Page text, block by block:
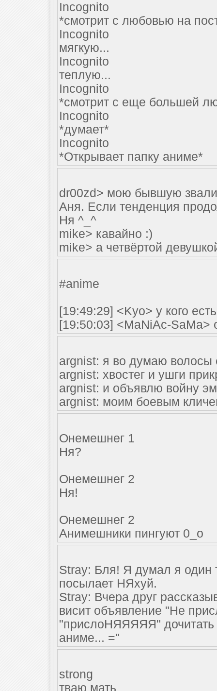
Incognito
*смотрит с любовью на
Incognito
мягкую...
Incognito
теплую...
Incognito
*смотрит с еще большей
Incognito
*думает*
Incognito
*Открывает папку аниме*
dr00zd> мою бывшую
Аня. Если тенденция
Ня ^_^
mike> кавайно :)
mike> а четвёртой
#anime
[19:49:29] <Kyo> у кого
[19:50:03] <MaNiAc-SaMa>
argnist: я во думаю волосы
argnist: хвостег и ушги
argnist: и объявлю войну
argnist: моим боевым
Онемешнег 1
Ня?
Онемешнег 2
Ня!
Онемешнег 2
Анимешники пингуют 0_о
Stray: Бля! Я думал я один
посылает НЯхуй.
Stray: Вчера друг
висит объявление "Не
"прислоНЯЯЯЯЯ" дочитать
аниме... ="
strong
тваю мать